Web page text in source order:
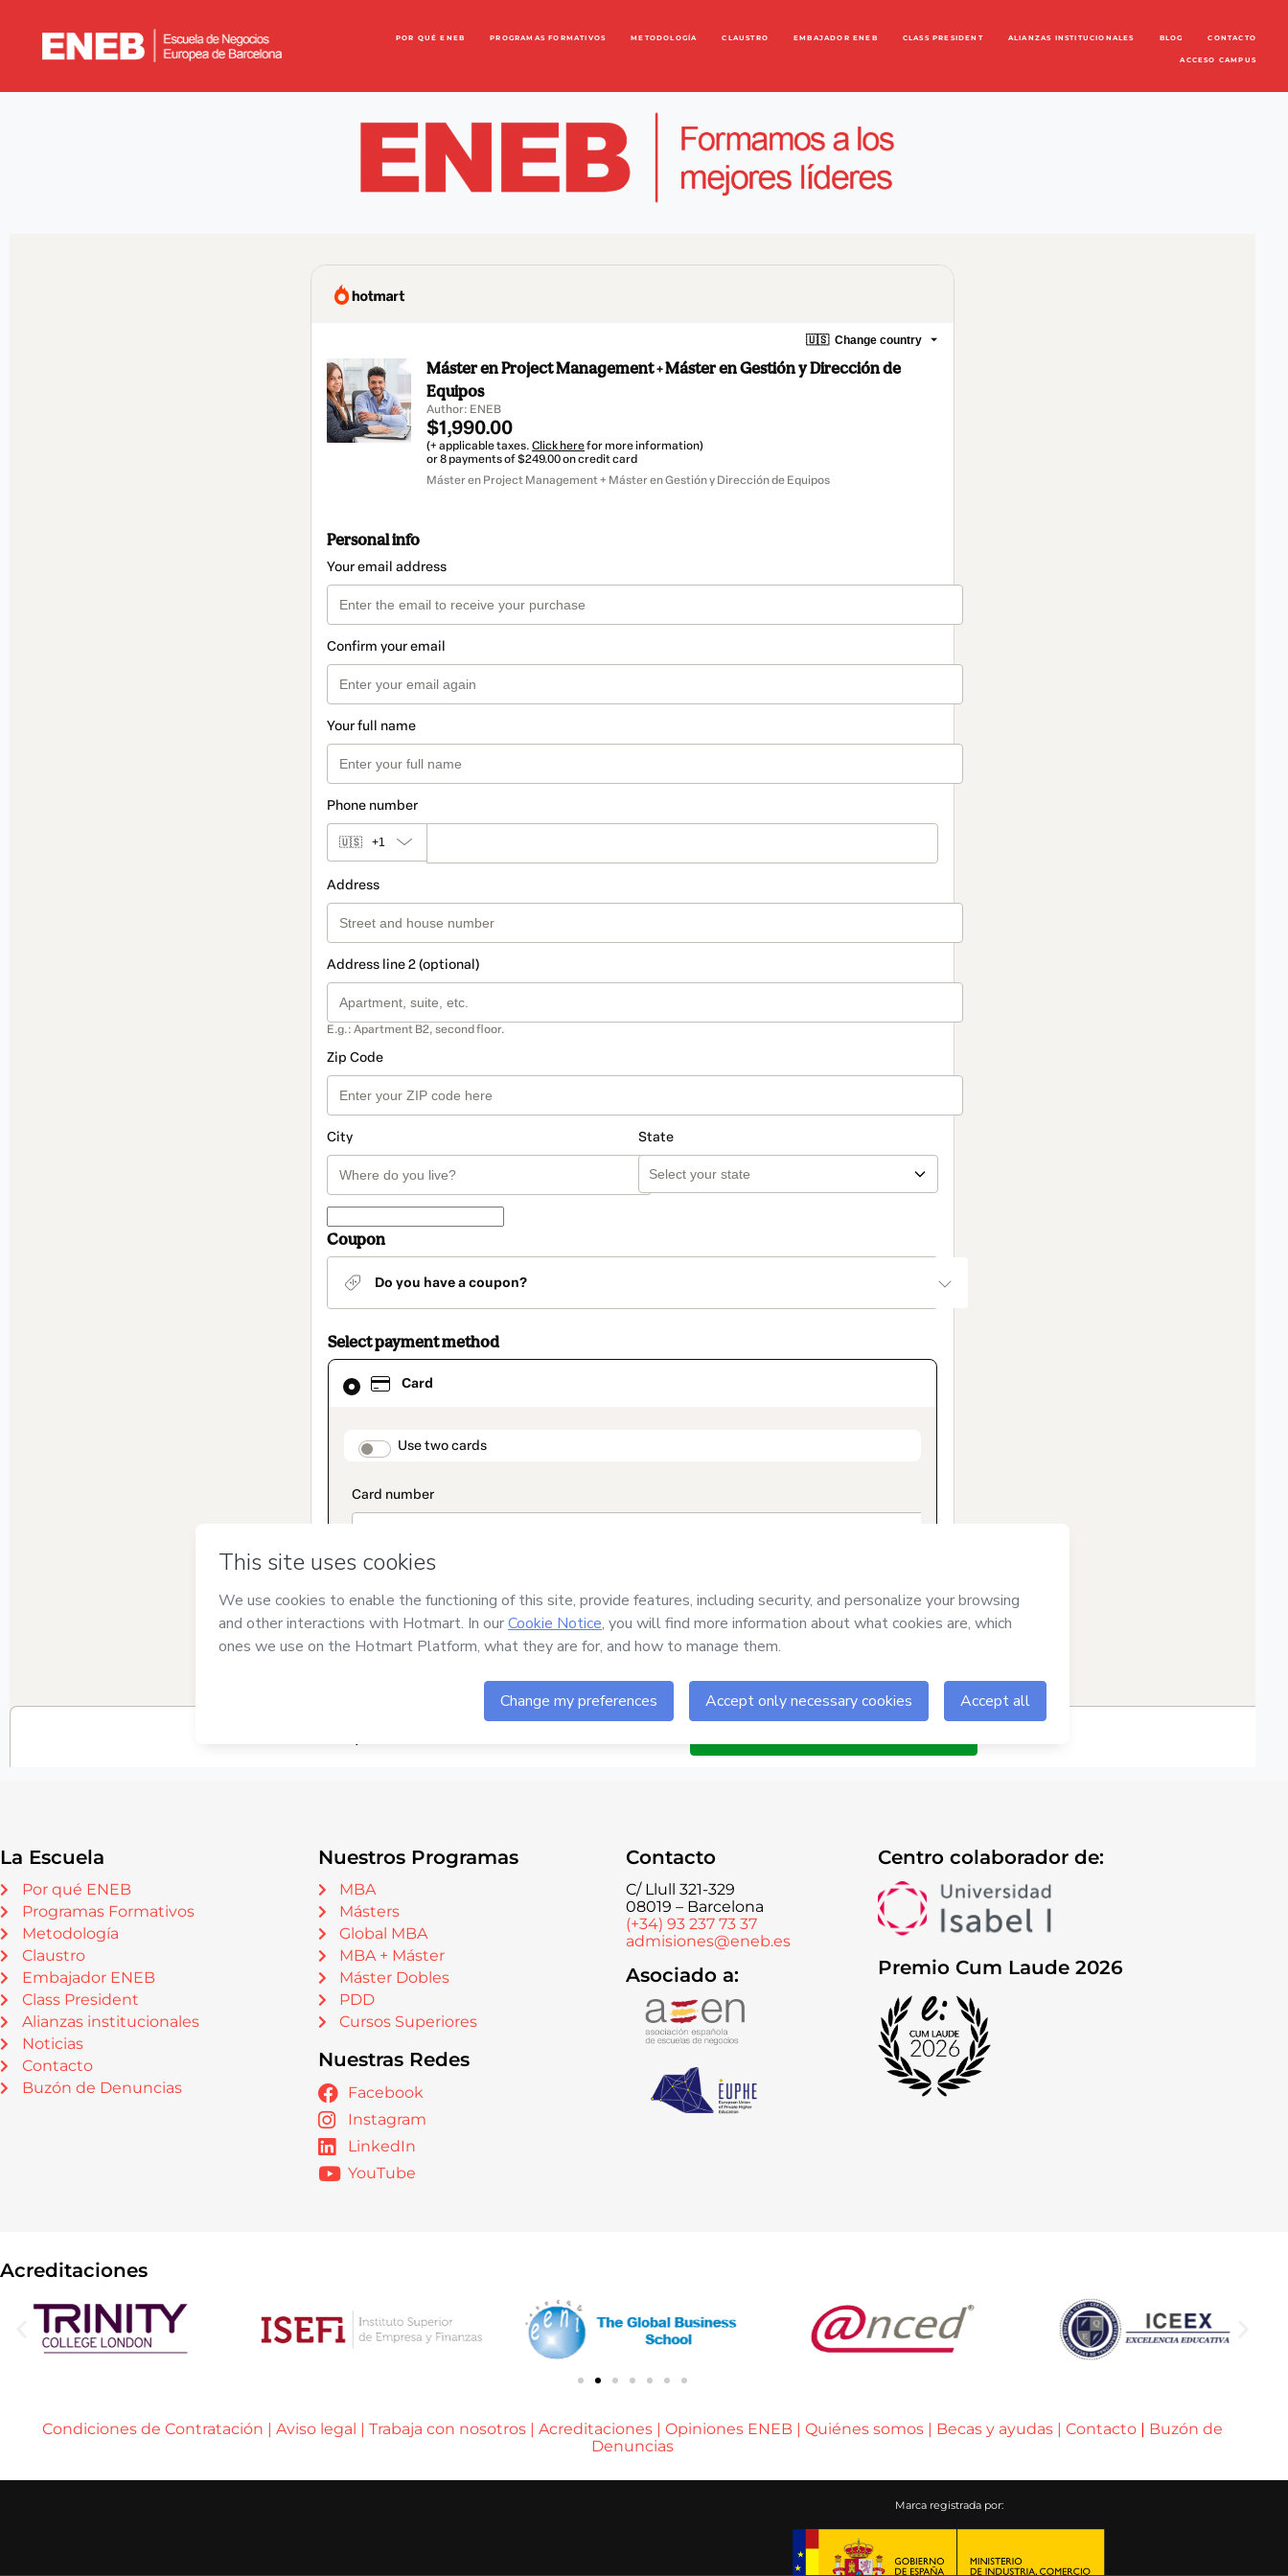
POR QUÉ ENEB PROGRAMAS FORMATIVOS METODOLOGÍA CLAUSTRO EMBAJADOR ENEB CLASS PRESIDENT ALIANZAS INSTITUCIONALES BLOG CONTACTO
ACCESO CAMPUS
La Escuela
Por qué ENEB
Programas Formativos
Metodología
Claustro
Embajador ENEB
Class President
Alianzas institucionales
Noticias
Contacto
Buzón de Denuncias
Nuestros Programas
MBA
Másters
Global MBA
MBA + Máster
Máster Dobles
PDD
Cursos Superiores
Nuestras Redes
Facebook
Instagram
LinkedIn
YouTube
Contacto
C/ Llull 321-329
08019 – Barcelona
(+34) 93 237 73 37
admisiones@eneb.es
Asociado a:
Centro colaborador de:
Premio Cum Laude 2026
Acreditaciones
Condiciones de Contratación | Aviso legal | Trabaja con nosotros | Acreditaciones | Opiniones ENEB | Quiénes somos | Becas y ayudas | Contacto | Buzón de
Denuncias
Marca registrada por: